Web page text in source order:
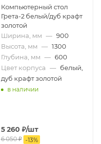
Компьютерный стол
Грета-2 белый/дуб крафт
золотой
Ширина, мм — 900
Высота, мм — 1300
Глубина, мм — 600
Цвет корпуса — белый,
дуб крафт золотой
в наличии
5 260 ₽/шт
6 050₽ -13%